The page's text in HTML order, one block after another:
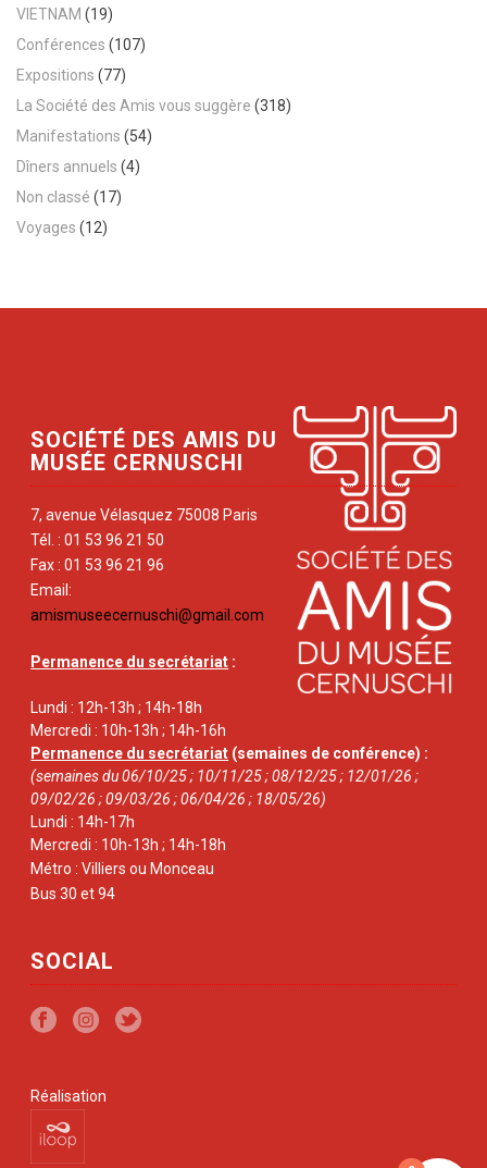
VIETNAM (19)
Conférences (107)
Expositions (77)
La Société des Amis vous suggère (318)
Manifestations (54)
Dîners annuels (4)
Non classé (17)
Voyages (12)
SOCIÉTÉ DES AMIS DU
MUSÉE CERNUSCHI
7, avenue Vélasquez 75008 Paris
Tél. : 01 53 96 21 50
Fax : 01 53 96 21 96
Email:
amismuseecernuschi@gmail.com
Permanence du secrétariat :
Lundi : 12h-13h ; 14h-18h
Mercredi : 10h-13h ; 14h-16h
Permanence du secrétariat (semaines de conférence) :
(semaines du 06/10/25 ; 10/11/25 ; 08/12/25 ; 12/01/26 ;
09/02/26 ; 09/03/26 ; 06/04/26 ; 18/05/26)
Lundi : 14h-17h
Mercredi : 10h-13h ; 14h-18h
Métro : Villiers ou Monceau
Bus 30 et 94
SOCIAL
Réalisation